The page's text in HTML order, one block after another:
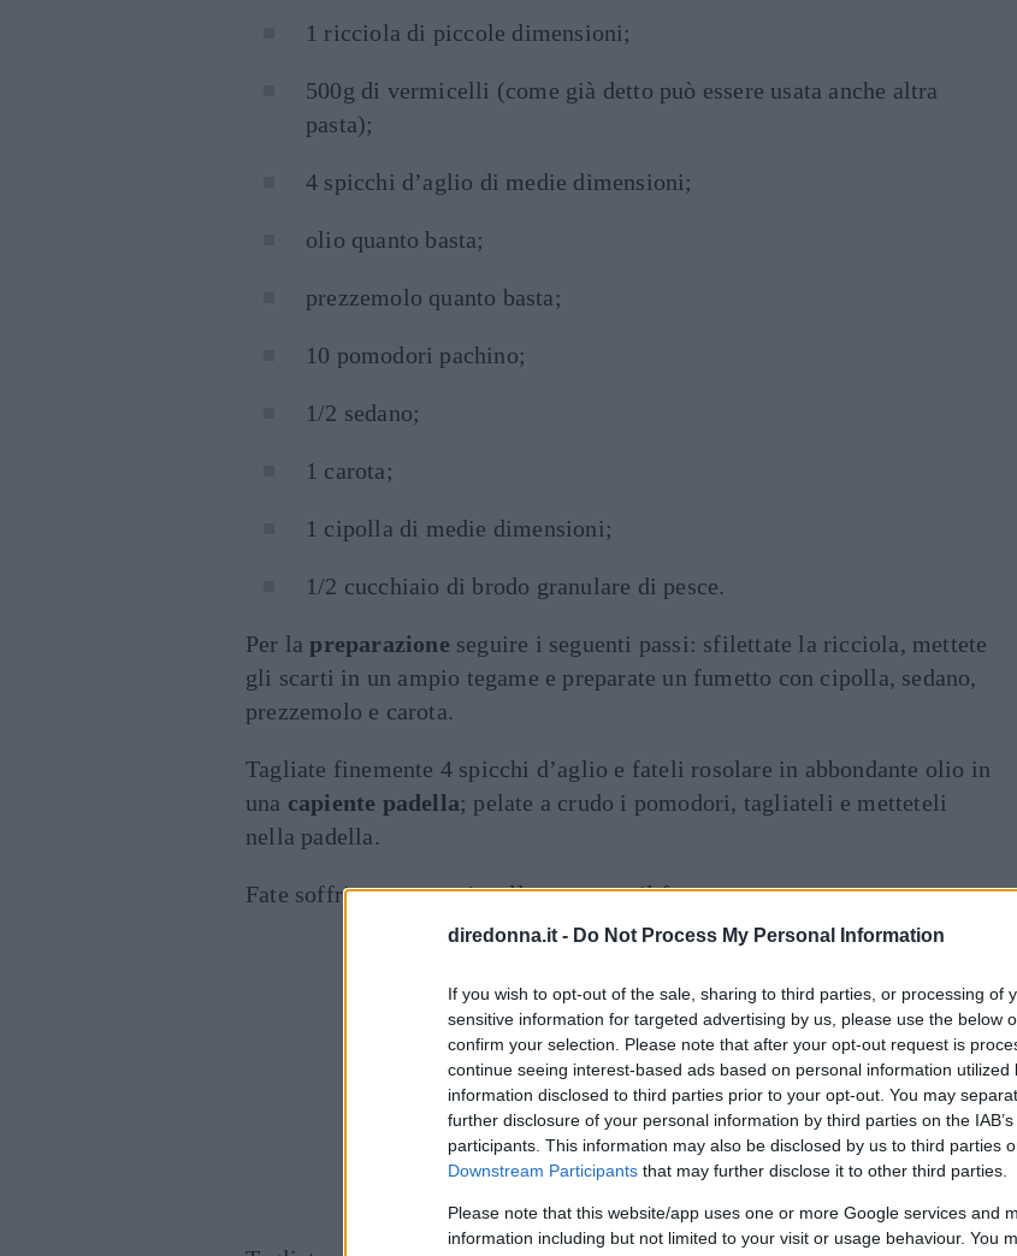
diredonna.it - Do Not Process My Personal Information
If you wish to opt-out of the sale, sharing to third parties, or processing of
sensitive information for targeted advertising by us, please use the below
confirm your selection. Please note that after your opt-out request is
continue seeing interest-based ads based on personal information utilized
information disclosed to third parties prior to your opt-out. You may
further disclosure of your personal information by third parties on the
participants. This information may also be disclosed by us to third parties
Downstream Participants that may further disclose it to other third parties.
Please note that this website/app uses one or more Google services and
information including but not limited to your visit or usage behaviour. You
1 ricciola di piccole dimensioni;
500g di vermicelli (come già detto può essere usata anche altra
pasta);
4 spicchi d’aglio di medie dimensioni;
olio quanto basta;
prezzemolo quanto basta;
10 pomodori pachino;
1/2 sedano;
1 carota;
1 cipolla di medie dimensioni;
1/2 cucchiaio di brodo granulare di pesce.
Per lapreparazione seguire i seguenti passi: sfilettate la ricciola, mettete
gli scarti in un ampio tegame e preparate un fumetto con cipolla, sedano,
prezzemolo e carota.
Tagliate finemente 4 spicchi d’aglio e fateli rosolare in abbondante olio in
una capiente padella; pelate a crudo i pomodori, tagliateli e metteteli
nella padella.
Fate soffriggere un po’ e allungate con il fumetto.